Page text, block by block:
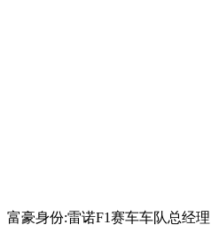
富豪身份:雷诺F1赛车车队总经理